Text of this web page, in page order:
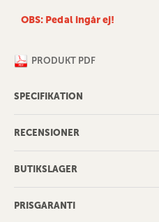
OBS: Pedal ingår ej!
PRODUKT PDF
SPECIFIKATION
RECENSIONER
BUTIKSLAGER
PRISGARANTI